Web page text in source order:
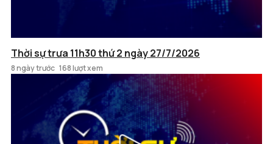
Thời sự trưa 11h30 thứ 2 ngày 27/7/2026
8 ngày trước 168 lượt xem